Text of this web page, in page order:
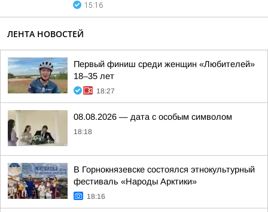
15:16
ЛЕНТА НОВОСТЕЙ
Первый финиш среди женщин «Любителей»
18–35 лет
18:27
08.08.2026 — дата с особым символом
18:18
В Горнокнязевске состоялся этнокультурный
фестиваль «Народы Арктики»
18:16